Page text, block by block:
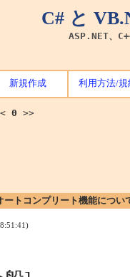
C# と
ASP.NET、
新規作成 利用方法/規
0 >>
ートコンプリート機能につい